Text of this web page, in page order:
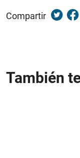
Compartir
También